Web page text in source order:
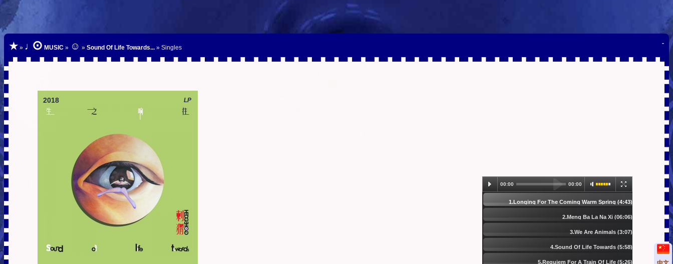
-
★ » ♩⊙ MUSIC » ☺ » Sound Of Life Towards... » Singles
2018 LP
00:00 00:00
1.Longing For The Coming Warm Spring (4:43)
2.Meng Ba La Na Xi (06:06)
3.We Are Animals (3:07)
4.Sound Of Life Towards (5:58)
5.Requiem For A Train Of Life (5:26)